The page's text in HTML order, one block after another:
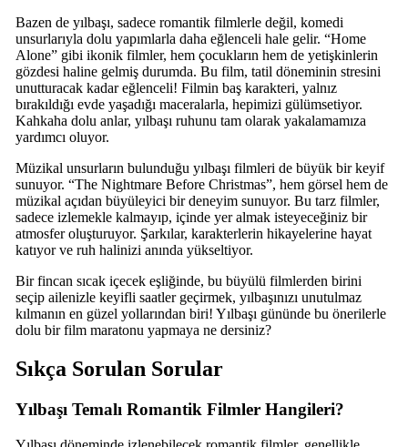
Bazen de yılbaşı, sadece romantik filmlerle değil, komedi
unsurlarıyla dolu yapımlarla daha eğlenceli hale gelir. “Home
Alone” gibi ikonik filmler, hem çocukların hem de yetişkinlerin
gözdesi haline gelmiş durumda. Bu film, tatil döneminin stresini
unutturacak kadar eğlenceli! Filmin baş karakteri, yalnız
bırakıldığı evde yaşadığı maceralarla, hepimizi gülümsetiyor.
Kahkaha dolu anlar, yılbaşı ruhunu tam olarak yakalamamıza
yardımcı oluyor.
Müzikal unsurların bulunduğu yılbaşı filmleri de büyük bir keyif
sunuyor. “The Nightmare Before Christmas”, hem görsel hem de
müzikal açıdan büyüleyici bir deneyim sunuyor. Bu tarz filmler,
sadece izlemekle kalmayıp, içinde yer almak isteyeceğiniz bir
atmosfer oluşturuyor. Şarkılar, karakterlerin hikayelerine hayat
katıyor ve ruh halinizi anında yükseltiyor.
Bir fincan sıcak içecek eşliğinde, bu büyülü filmlerden birini
seçip ailenizle keyifli saatler geçirmek, yılbaşınızı unutulmaz
kılmanın en güzel yollarından biri! Yılbaşı gününde bu önerilerle
dolu bir film maratonu yapmaya ne dersiniz?
Sıkça Sorulan Sorular
Yılbaşı Temalı Romantik Filmler Hangileri?